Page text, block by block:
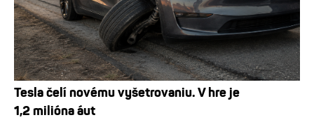
Tesla čelí novému vyšetrovaniu. V hre je
1,2 milióna áut